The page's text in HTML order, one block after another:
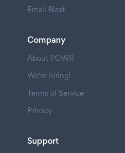
Email Blast
Company
About POWR
We're hiring!
Terms of Service
Privacy
Support